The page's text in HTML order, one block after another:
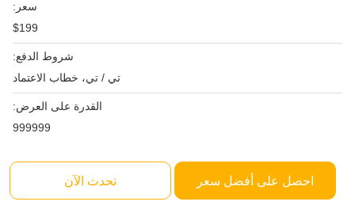
سعر:
$199
شروط الدفع:
تي / تي، خطاب الاعتماد
القدرة على العرض:
999999
احصل على أفضل سعر تحدث الآن